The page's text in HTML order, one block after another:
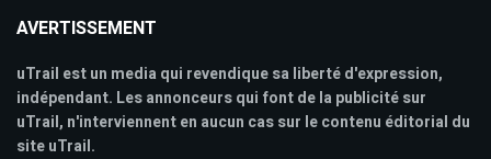
AVERTISSEMENT
uTrail est un media qui revendique sa liberté d'expression,
indépendant. Les annonceurs qui font de la publicité sur
uTrail, n'interviennent en aucun cas sur le contenu éditorial du
site uTrail.